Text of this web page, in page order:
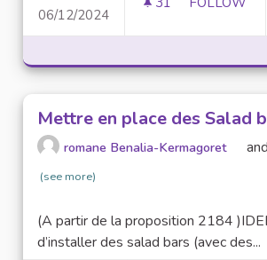
06/12/2024
Mettre en place des Salad
romane Benalia-Kermagoret
(see more)
(A partir de la proposition 2184
d’installer des salad bars (avec des...